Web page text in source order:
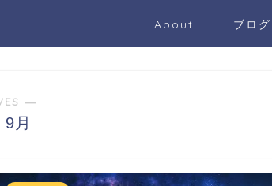
About ブログ
―
月